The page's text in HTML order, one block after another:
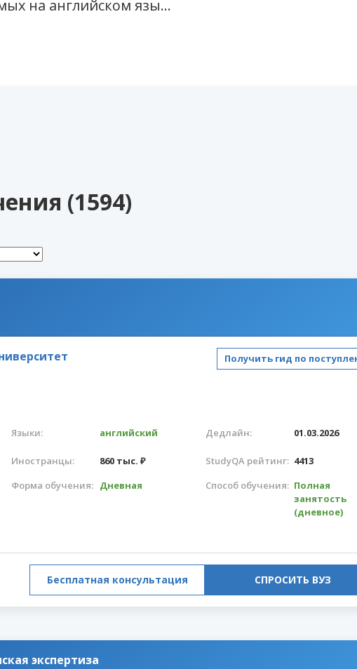
на английском язы...
(1594)
Получить гид по
Языки: английский Дедлайн: 01.03.2026
Иностранцы: 860 тыс. ₽ StudyQA рейтинг: 4413
Форма обучения: Дневная Способ обучения: Полная
занятость
(дневное)
Бесплатная консультация СПРОСИТЬ ВУЗ
экспертиза